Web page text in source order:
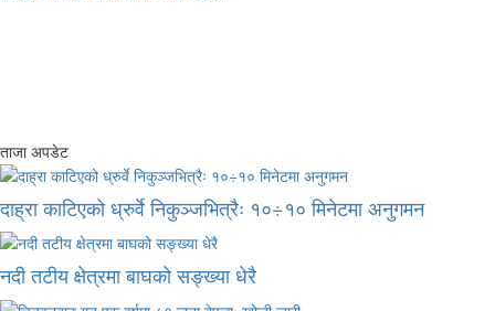
ताजा अपडेट
दाह्रा काटिएको ध्रुर्वे निकुञ्जभित्रैः १०÷१० मिनेटमा अनुगमन
नदी तटीय क्षेत्रमा बाघको सङ्ख्या धेरै